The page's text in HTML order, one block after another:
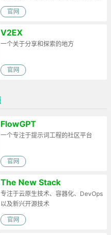
官网
V2EX
一个关于分享和探索的地方
官网
FlowGPT
一个专注于提示词工程的社区平台
官网
The New Stack
专注于云原生技术、容器化、DevOps
以及新兴开源技术
官网